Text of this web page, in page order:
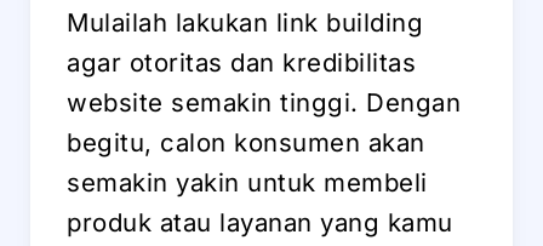
Mulailah lakukan link building
agar otoritas dan kredibilitas
website semakin tinggi. Dengan
begitu, calon konsumen akan
semakin yakin untuk membeli
produk atau layanan yang kamu